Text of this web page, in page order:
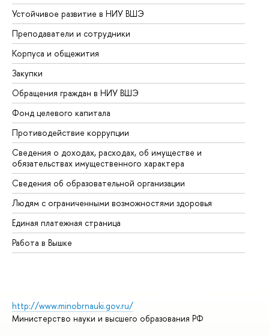
Устойчивое развитие в НИУ ВШЭ
Преподаватели и сотрудники
Корпуса и общежития
Закупки
Обращения граждан в НИУ ВШЭ
Фонд целевого капитала
Противодействие коррупции
Сведения о доходах, расходах, об имуществе и
обязательствах имущественного характера
Сведения об образовательной организации
Людям с ограниченными возможностями здоровья
Единая платежная страница
Работа в Вышке
http://www.minobrnauki.gov.ru/
Министерство науки и высшего образования РФ